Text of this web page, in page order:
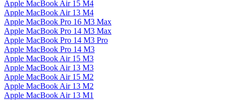
Apple MacBook Air 15 M4
Apple MacBook Air 13 M4
Apple MacBook Pro 16 M3 Max
Apple MacBook Pro 14 M3 Max
Apple MacBook Pro 14 M3 Pro
Apple MacBook Pro 14 M3
Apple MacBook Air 15 M3
Apple MacBook Air 13 M3
Apple MacBook Air 15 M2
Apple MacBook Air 13 M2
Apple MacBook Air 13 M1